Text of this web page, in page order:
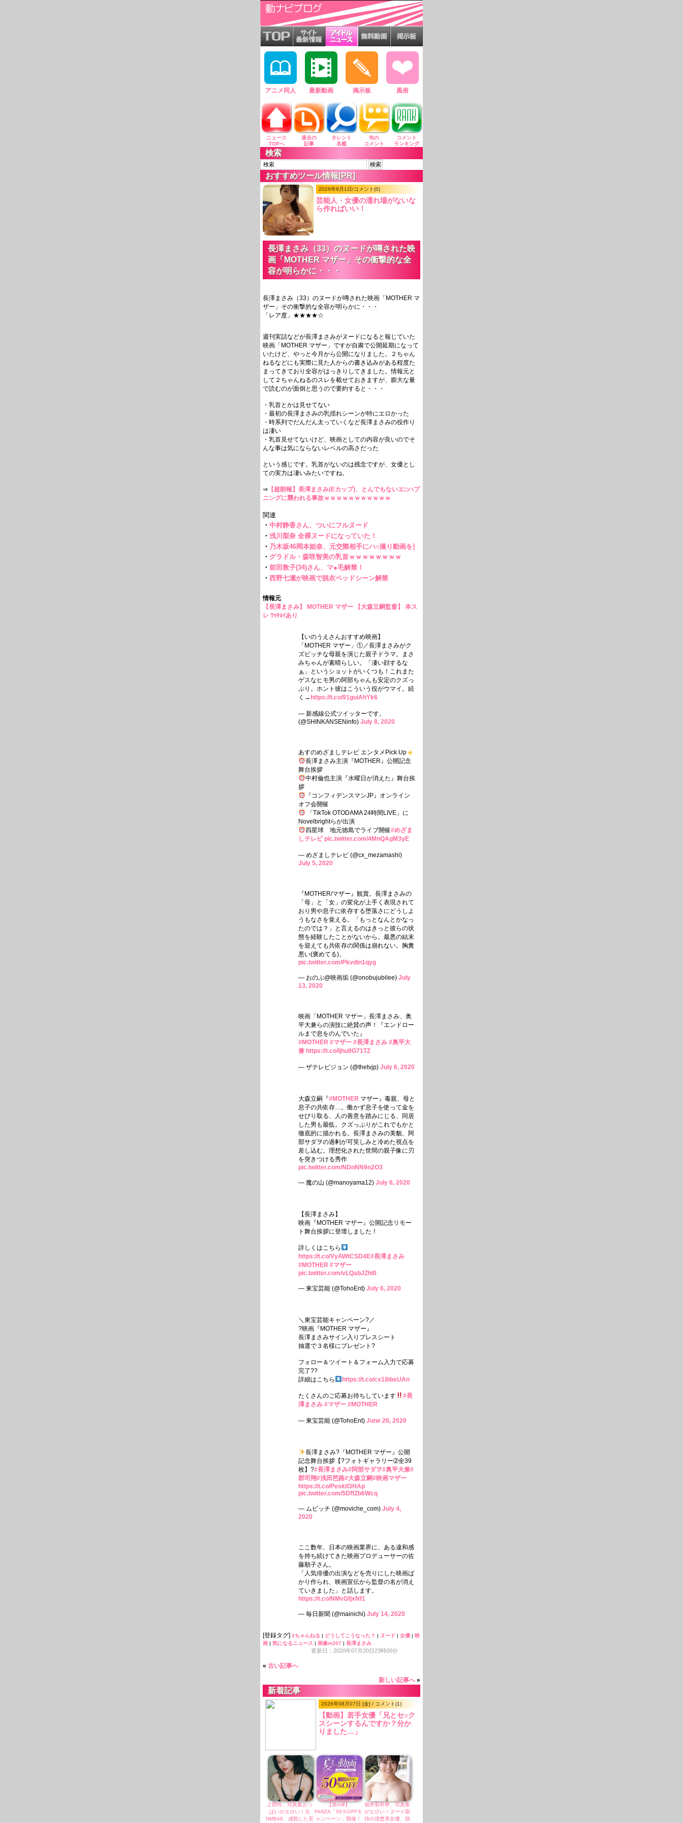
アニメ同人 最新動画 掲示板 風俗
ニュース
TOPへ
過去の
記事
タレント
名鑑
旬の
コメント
コメント
ランキング
検索
おすすめツール情報[PR]
2026年8月1日/コメント(0)
芸能人・女優の濡れ場がないな
ら作ればいい！
長澤まさみ（33）のヌードが噂された映
画「MOTHER マザー」その衝撃的な全
容が明らかに・・・
長澤まさみ（33）のヌードが噂された映画「MOTHER マ
ザー」その衝撃的な全容が明らかに・・・
「レア度」★★★★☆
週刊実話などが長澤まさみがヌードになると報じていた
映画「MOTHER マザー」ですが自粛で公開延期になって
いたけど、やっと今月から公開になりました。２ちゃん
ねるなどにも実際に見た人からの書き込みがある程度た
まってきており全容がはっきりしてきました。情報元と
して２ちゃんねるのスレを載せておきますが、膨大な量
で読むのが面倒と思うので要約すると・・・
・乳首とかは見せてない
・最初の長澤まさみの乳揺れシーンが特にエロかった
・時系列でだんだん太っていくなど長澤まさみの役作り
は凄い
・乳首見せてないけど、映画としての内容が良いのでそ
んな事は気にならないレベルの高さだった
という感じです。乳首がないのは残念ですが、女優とし
ての実力は凄いみたいですね。
⇒ 【超朗報】長澤まさみ(Eカップ)、とんでもないエ□ハプ
ニングに襲われる事故ｗｗｗｗｗｗｗｗｗｗｗ
情報元
【長澤まさみ】 MOTHER マザー 【大森立嗣監督】 本ス
レ ﾜｯﾁｮｲあり
【いのうえさんおすすめ映画】
「MOTHER マザー」①／長澤まさみがク
ズビッチな母親を演じた親子ドラマ。まさ
みちゃんが素晴らしい。「凄い顔するな
ぁ」というショットがいくつも！これまた
ゲスなヒモ男の阿部ちゃんも安定のクズっ
ぷり。ホント彼はこういう役がウマイ。続
く→ https://t.co/91guiAhYk6
— 新感線公式ツイッターです。
(@SHINKANSENinfo) July 8, 2020
あすのめざましテレビ エンタメPick Up
長澤まさみ主演『MOTHER』公開記念
舞台挨拶
中村倫也主演『水曜日が消えた』舞台挨
拶
『コンフィデンスマンJP』オンライン
オフ会開催
「TikTok OTODAMA 24時間LIVE」に
Novelbrightらが出演
四星球 地元徳島でライブ開催#めざま
しテレビ pic.twitter.com/4MnQAgM3yE
— めざましテレビ (@cx_mezamashi)
July 5, 2020
『MOTHER/マザー』観賞。長澤まさみの
「母」と「女」の変化が上手く表現されて
おり男や息子に依存する堕落さにどうしよ
うもなさを覚える。「もっとなんとかなっ
たのでは？」と言えるのはきっと彼らの状
態を経験したことがないから。最悪の結末
を迎えても共依存の関係は崩れない。胸糞
悪い(褒めてる)。
pic.twitter.com/Pkvdin1qyg
— おのぶ@映画垢 (@onobujubilee) July
13, 2020
映画「MOTHER マザー」長澤まさみ、奥
平大兼らの演技に絶賛の声！『エンドロー
ルまで息をのんでいた』
#MOTHER #マザー #長澤まさみ #奥平大
兼 https://t.co/ljhu9G71TZ
— ザテレビジョン (@thetvjp) July 6, 2020
大森立嗣『#MOTHER マザー』毒親、母と
息子の共依存…。働かず息子を使って金を
せびり取る、人の善意を踏みにじる、同居
した男も最低。クズっぷりがこれでもかと
徹底的に描かれる。長澤まさみの美貌、阿
部サダヲの過剰が可笑しみと冷めた視点を
差し込む。理想化された世間の親子像に刃
を突きつける秀作
pic.twitter.com/NDnNN9n2O3
— 魔の山 (@manoyama12) July 6, 2020
【長澤まさみ】
映画『MOTHER マザー』公開記念リモー
ト舞台挨拶に登壇しました！
詳しくはこちら
https://t.co/VyAWtCSD4E#長澤まさみ
#MOTHER #マザー
pic.twitter.com/vLQabJZhl0
— 東宝芸能 (@TohoEnt) July 6, 2020
＼東宝芸能キャンペーン?／
?映画『MOTHER マザー』
長澤まさみサイン入りプレスシート
抽選で３名様にプレゼント?
フォロー＆ツイート＆フォーム入力で応募
完了??
詳細はこちら
https://t.co/cx1ibbxUAn
たくさんのご応募お待ちしています
#長
澤まさみ #マザー #MOTHER
— 東宝芸能 (@TohoEnt) June 26, 2020
長澤まさみ?『MOTHER マザー』公開
記念舞台挨拶【?フォトギャラリー➁全39
枚】?#長澤まさみ#阿部サダヲ#奥平大兼#
郡司翔#浅田芭路#大森立嗣#映画マザー
https://t.co/PesktI3HAp
pic.twitter.com/5DffZb6Wcq
— ムビッチ (@moviche_com) July 4,
2020
ここ数年、日本の映画業界に、ある違和感
を持ち続けてきた映画プロデューサーの佐
藤順子さん。
「人気俳優の出演などを売りにした映画ば
かり作られ、映画宣伝から監督の名が消え
ていきました」と話します。
https://t.co/NMvGfjxNf1
— 毎日新聞 (@mainichi) July 14, 2020
[登録タグ] 2ちゃんねる | どうしてこうなった？ | ヌード | 女優 | 映
画 | 気になるニュース | 画像m207 | 長澤まさみ
更新日：2020年07月20日23時00分
« 古い記事へ
新しい記事へ»
新着記事
2026年08月07日 [金] / コメント(1)
【動画】若手女優「兄とセ○ク
スシーンするんですか？分か
りました…」
上西怜、写真集おっ
ぱいがエロい！元
NMB48、成熟した至
【第4弾】
FANZA「50％OFFキ
ャンペーン」開催！
福井梨莉華、写真集
がエロい！ヌード期
待の清楚系女優、脱